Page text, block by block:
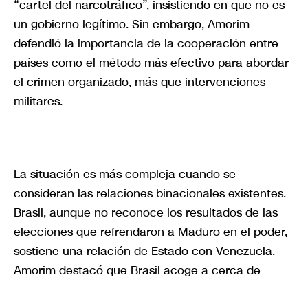
“cartel del narcotráfico”, insistiendo en que no es
un gobierno legítimo. Sin embargo, Amorim
defendió la importancia de la cooperación entre
países como el método más efectivo para abordar
el crimen organizado, más que intervenciones
militares.
La situación es más compleja cuando se
consideran las relaciones binacionales existentes.
Brasil, aunque no reconoce los resultados de las
elecciones que refrendaron a Maduro en el poder,
sostiene una relación de Estado con Venezuela.
Amorim destacó que Brasil acoge a cerca de